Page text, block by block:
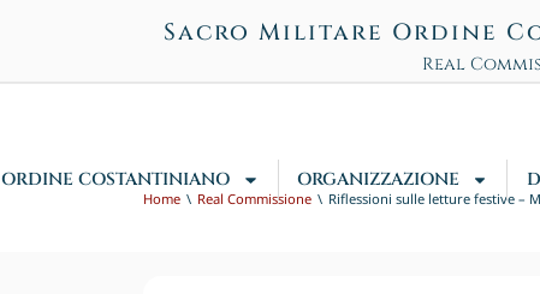
Sacro Militare Ordine
Real
ORDINE COSTANTINIANO ORGANIZZAZIONE
Home Real Commissione Riflessioni sulle letture festive –